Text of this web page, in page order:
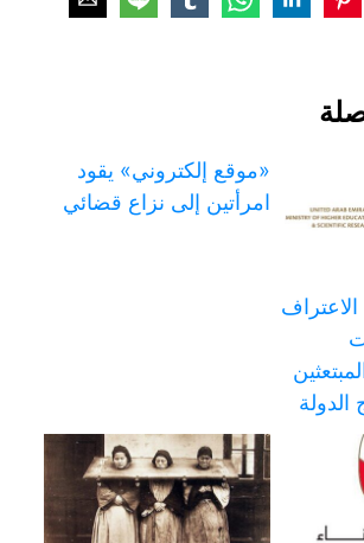
الاعتراف
«موقع إلكتروني» يقود
امرأتين إلى نزاع قضائي